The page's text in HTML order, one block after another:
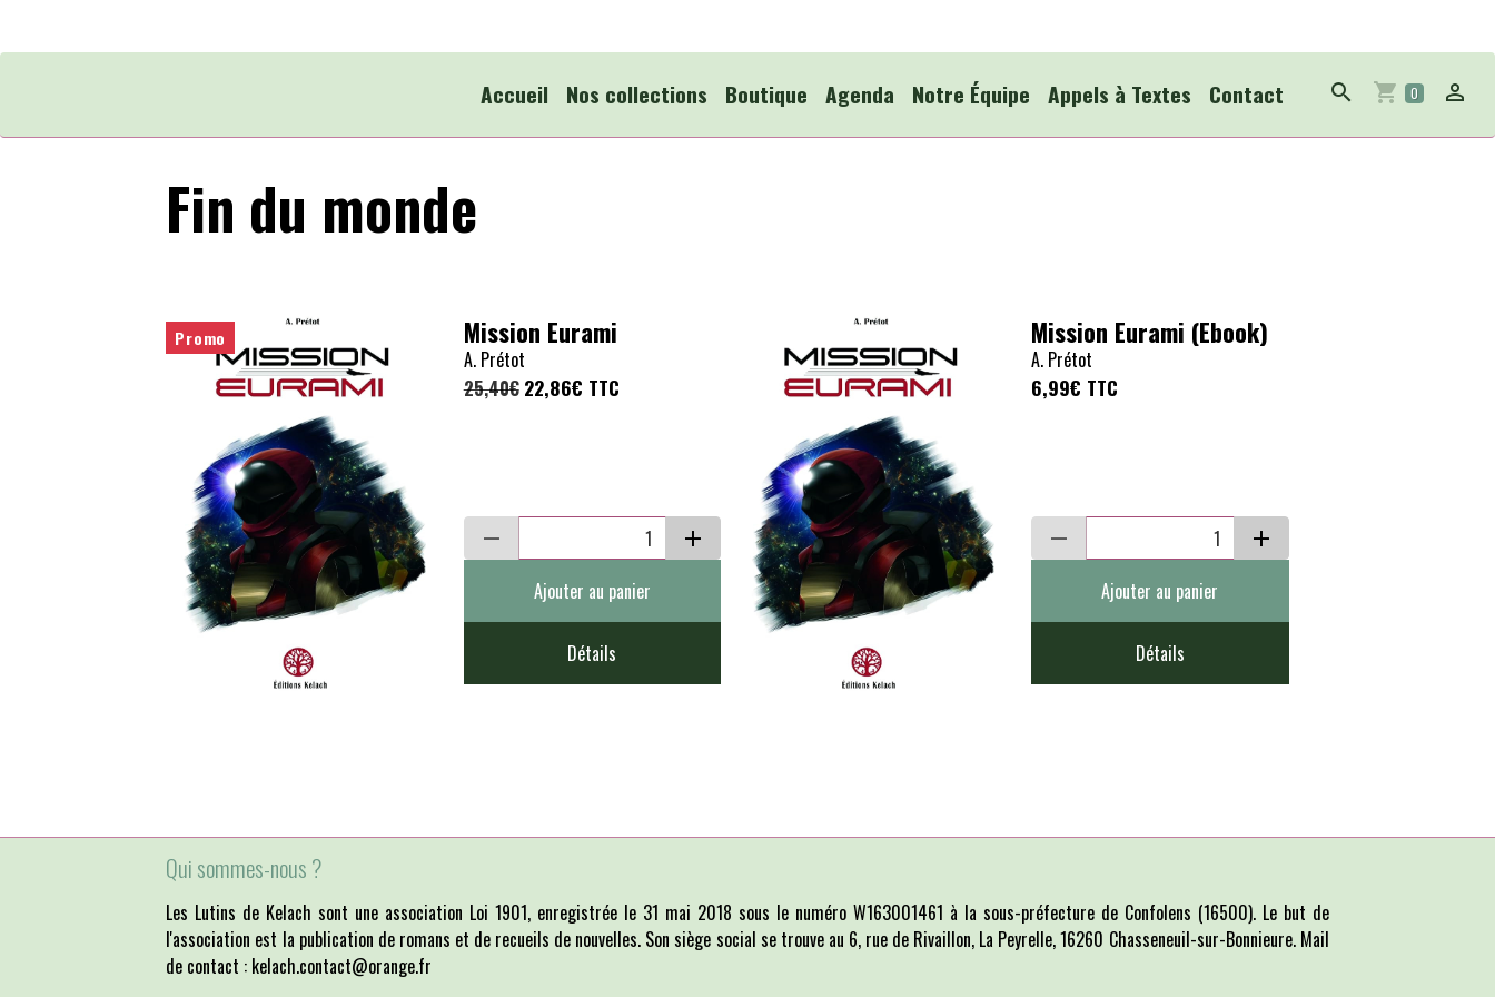
Accueil Nos collections Boutique Agenda Notre Équipe Appels à Textes Contact 0
Fin du monde
Promo Mission Eurami
A. Prétot
25,40€ 22,86€ TTC
Ajouter au panier
Détails
Mission Eurami (Ebook)
A. Prétot
6,99€ TTC
Ajouter au panier
Détails
Qui sommes-nous ?
Les Lutins de Kelach sont une association Loi 1901, enregistrée le 31 mai 2018 sous le numéro W163001461 à la sous-préfecture de Confolens (16500). Le but de
l'association est la publication de romans et de recueils de nouvelles. Son siège social se trouve au 6, rue de Rivaillon, La Peyrelle, 16260 Chasseneuil-sur-Bonnieure. Mail
de contact : kelach.contact@orange.fr